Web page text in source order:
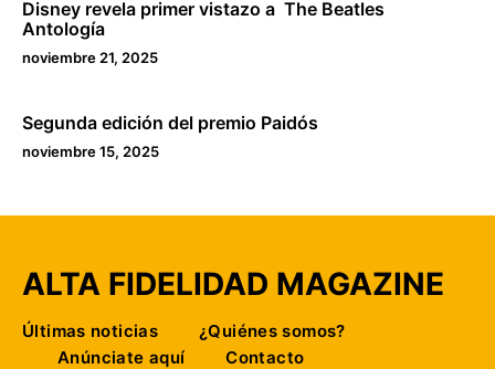
Disney revela primer vistazo a The Beatles
Antología
noviembre 21, 2025
Segunda edición del premio Paidós
noviembre 15, 2025
ALTA FIDELIDAD MAGAZINE
Últimas noticias
¿Quiénes somos?
Anúnciate aquí
Contacto